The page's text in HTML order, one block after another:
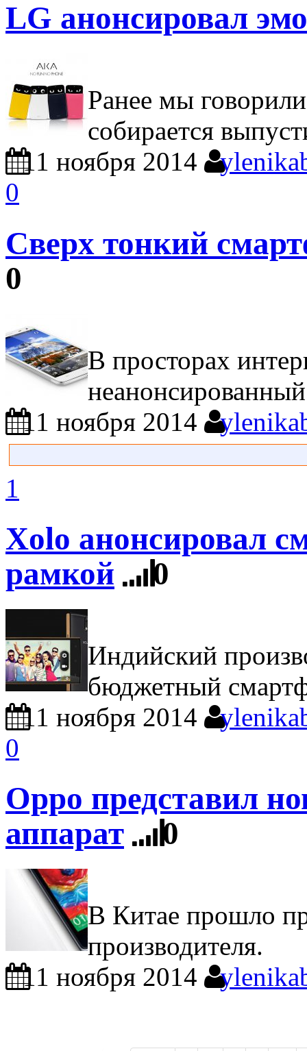
LG анонсировал
Ранее мы
собирается
11 ноября 2014
0
Сверх тонкий
0
В просторах
11 ноября 2014
1
Xolo анонсировал
рамкой
0
Индийский
бюджетный
11 ноября 2014
0
Oppo представил
аппарат
0
В Китае прошло
производителя.
11 ноября 2014